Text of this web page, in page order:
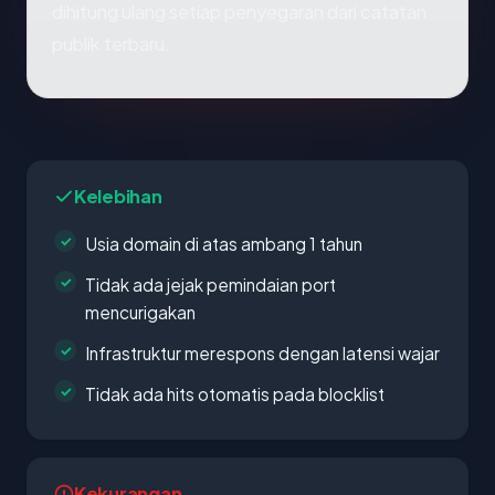
Kelebihan
Usia domain di atas ambang 1 tahun
Tidak ada jejak pemindaian port
mencurigakan
Infrastruktur merespons dengan latensi wajar
Tidak ada hits otomatis pada blocklist